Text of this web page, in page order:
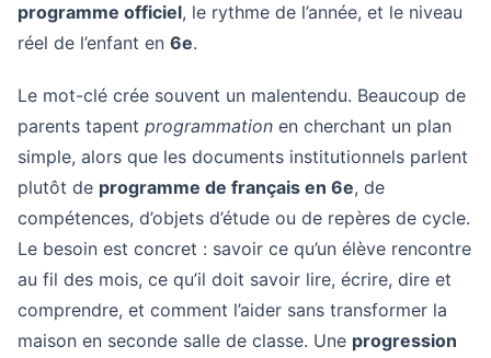
programme officiel, le rythme de l’année, et le niveau
réel de l’enfant en 6e.
Le mot-clé crée souvent un malentendu. Beaucoup de
parents tapent programmation en cherchant un plan
simple, alors que les documents institutionnels parlent
plutôt de programme de français en 6e, de
compétences, d’objets d’étude ou de repères de cycle.
Le besoin est concret : savoir ce qu’un élève rencontre
au fil des mois, ce qu’il doit savoir lire, écrire, dire et
comprendre, et comment l’aider sans transformer la
maison en seconde salle de classe. Une progression